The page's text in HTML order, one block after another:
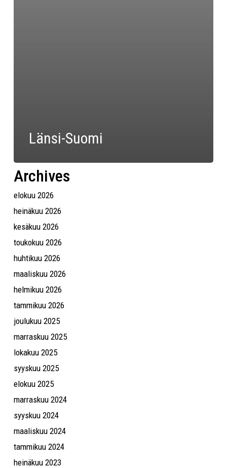
Länsi-Suomi
Archives
elokuu 2026
heinäkuu 2026
kesäkuu 2026
toukokuu 2026
huhtikuu 2026
maaliskuu 2026
helmikuu 2026
tammikuu 2026
joulukuu 2025
marraskuu 2025
lokakuu 2025
syyskuu 2025
elokuu 2025
marraskuu 2024
syyskuu 2024
maaliskuu 2024
tammikuu 2024
heinäkuu 2023